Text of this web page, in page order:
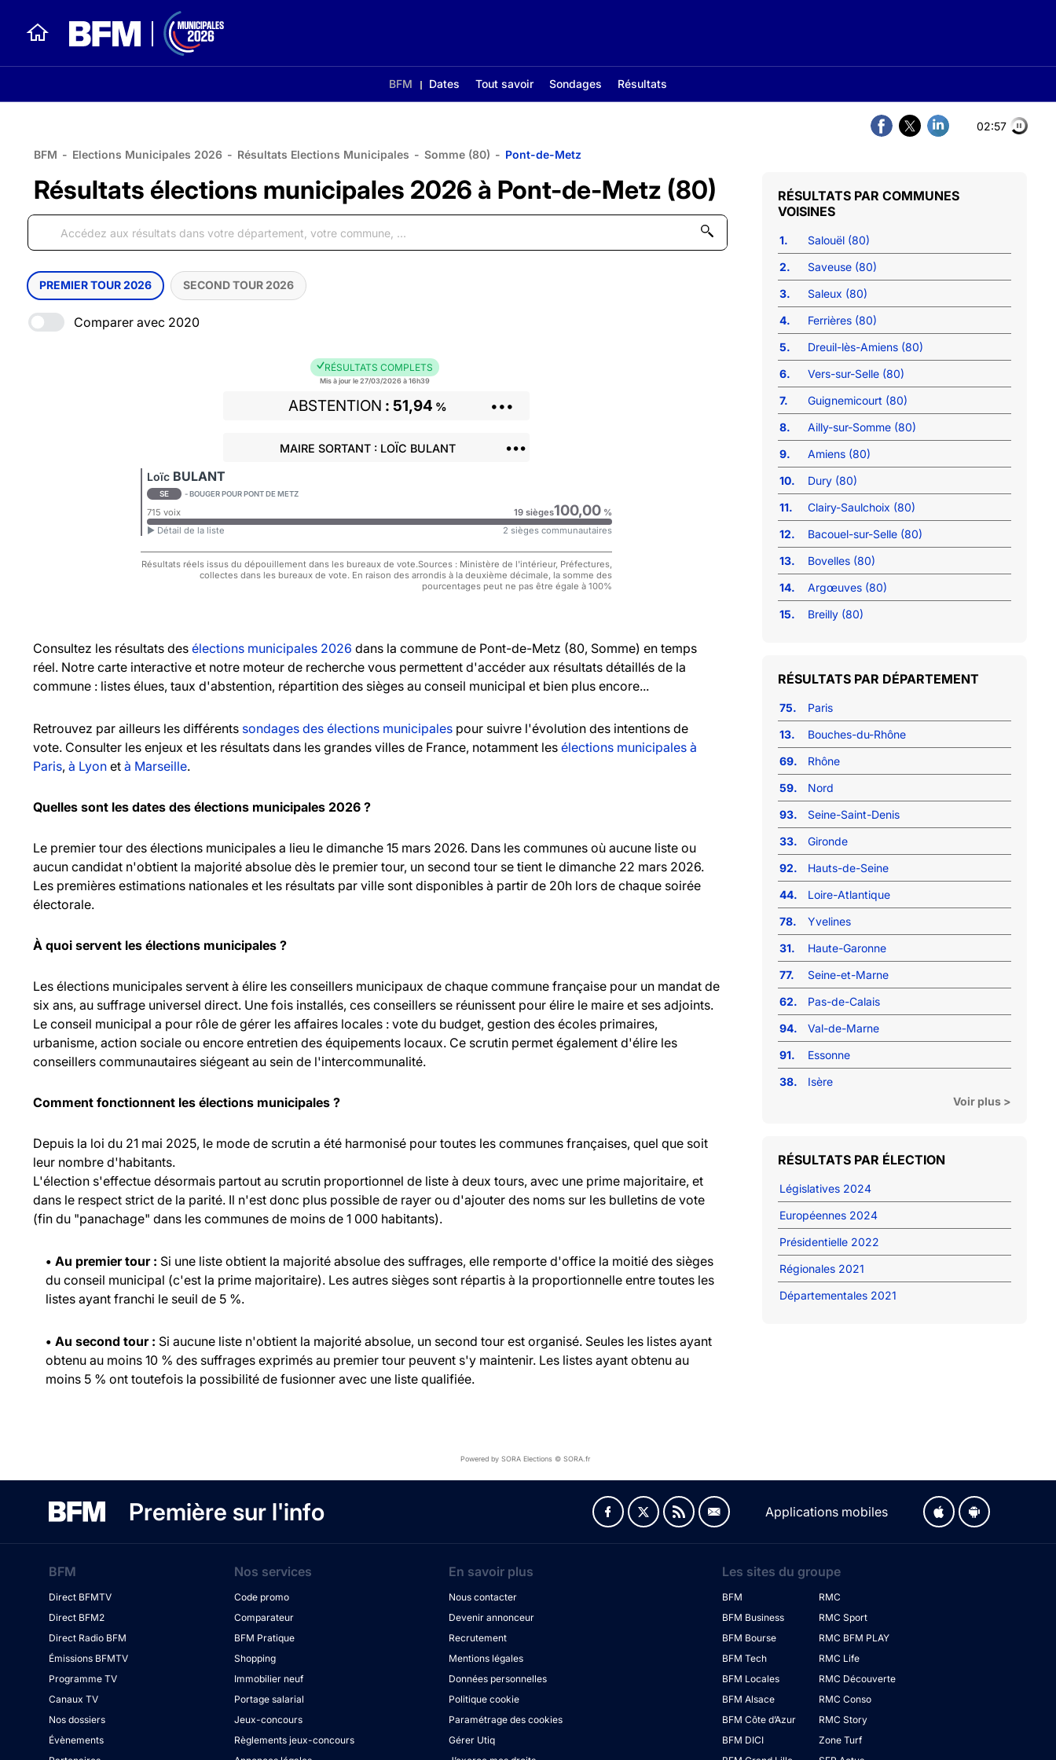
BFM Dates Tout savoir Sondages Résultats
02:56
BFM - Elections Municipales 2026 - Résultats Elections Municipales - Somme (80) - Pont-de-Metz
Résultats élections municipales 2026 à Pont-de-Metz (80)
PREMIER TOUR 2026 SECOND TOUR 2026
Comparer avec 2020
RÉSULTATS COMPLETS
Mis à jour le 27/03/2026 à 16h39
ABSTENTION 51,94 % •••
MAIRE SORTANT : LOÏC BULANT •••
Loïc BULANT
SE - BOUGER POUR PONT DE METZ
715 voix 19 sièges100,00 %
► Détail de la liste
2 sièges communautaires
Résultats réels issus du dépouillement dans les bureaux de vote.Sources : Ministère de l'intérieur, Préfectures,
collectes dans les bureaux de vote. En raison des arrondis à la deuxième décimale, la somme des
pourcentages peut ne pas être égale à 100%
Consultez les résultats des élections municipales 2026 dans la commune de Pont-de-Metz (80, Somme) en temps
réel. Notre carte interactive et notre moteur de recherche vous permettent d'accéder aux résultats détaillés de la
commune : listes élues, taux d'abstention, répartition des sièges au conseil municipal et bien plus encore...
Retrouvez par ailleurs les différents sondages des élections municipales pour suivre l'évolution des intentions de
vote. Consulter les enjeux et les résultats dans les grandes villes de France, notamment les élections municipales à
Paris, à Lyon et à Marseille.
Quelles sont les dates des élections municipales 2026 ?
Le premier tour des élections municipales a lieu le dimanche 15 mars 2026. Dans les communes où aucune liste ou
aucun candidat n'obtient la majorité absolue dès le premier tour, un second tour se tient le dimanche 22 mars 2026.
Les premières estimations nationales et les résultats par ville sont disponibles à partir de 20h lors de chaque soirée
électorale.
À quoi servent les élections municipales ?
Les élections municipales servent à élire les conseillers municipaux de chaque commune française pour un mandat de
six ans, au suffrage universel direct. Une fois installés, ces conseillers se réunissent pour élire le maire et ses adjoints.
Le conseil municipal a pour rôle de gérer les affaires locales : vote du budget, gestion des écoles primaires,
urbanisme, action sociale ou encore entretien des équipements locaux. Ce scrutin permet également d'élire les
conseillers communautaires siégeant au sein de l'intercommunalité.
Comment fonctionnent les élections municipales ?
Depuis la loi du 21 mai 2025, le mode de scrutin a été harmonisé pour toutes les communes françaises, quel que soit
leur nombre d'habitants.
L'élection s'effectue désormais partout au scrutin proportionnel de liste à deux tours, avec une prime majoritaire, et
dans le respect strict de la parité. Il n'est donc plus possible de rayer ou d'ajouter des noms sur les bulletins de vote
(fin du "panachage" dans les communes de moins de 1 000 habitants).
• Au premier tour : Si une liste obtient la majorité absolue des suffrages, elle remporte d'office la moitié des sièges
du conseil municipal (c'est la prime majoritaire). Les autres sièges sont répartis à la proportionnelle entre toutes les
listes ayant franchi le seuil de 5 %.
• Au second tour : Si aucune liste n'obtient la majorité absolue, un second tour est organisé. Seules les listes ayant
obtenu au moins 10 % des suffrages exprimés au premier tour peuvent s'y maintenir. Les listes ayant obtenu au
moins 5 % ont toutefois la possibilité de fusionner avec une liste qualifiée.
COMMUNES
VOISINES
1.
Salouël (80)
2.
Saveuse (80)
3.
Saleux (80)
4.
Ferrières (80)
5.
Dreuil-lès-Amiens (80)
6.
Vers-sur-Selle (80)
7.
Guignemicourt (80)
8.
Ailly-sur-Somme (80)
9.
Amiens (80)
10.
Dury (80)
11.
Clairy-Saulchoix (80)
12.
Bacouel-sur-Selle (80)
13.
Bovelles (80)
14.
Argœuves (80)
15.
Breilly (80)
RÉSULTATS PAR DÉPARTEMENT
75.
Paris
13.
Bouches-du-Rhône
69.
Rhône
59.
Nord
93.
Seine-Saint-Denis
33.
Gironde
92.
Hauts-de-Seine
44.
Loire-Atlantique
78.
Yvelines
31.
Haute-Garonne
77.
Seine-et-Marne
62.
Pas-de-Calais
94.
Val-de-Marne
91.
Essonne
38.
Isère
Voir plus >
RÉSULTATS PAR ÉLECTION
Législatives 2024
Européennes 2024
Présidentielle 2022
Régionales 2021
Départementales 2021
Powered by SORA Elections © SORA.fr
Première sur l'info Applications mobiles
BFM
Direct BFMTV
Direct BFM2
Direct Radio BFM
Émissions BFMTV
Programme TV
Canaux TV
Nos dossiers
Évènements
Nos services
Code promo
Comparateur
BFM Pratique
Shopping
Immobilier neuf
Portage salarial
Jeux-concours
Règlements jeux-concours
En savoir plus
Nous contacter
Devenir annonceur
Recrutement
Mentions légales
Données personnelles
Politique cookie
Paramétrage des cookies
Gérer Utiq
Les sites du groupe
BFM
BFM Business
BFM Bourse
BFM Tech
BFM Locales
BFM Alsace
BFM Côte d’Azur
BFM DICI
RMC
RMC Sport
RMC BFM PLAY
RMC Life
RMC Découverte
RMC Conso
RMC Story
Zone Turf